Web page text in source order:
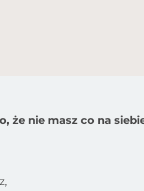
że nie masz co na